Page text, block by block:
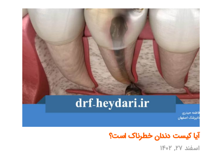
آیا کیست دندان خطرناک است؟
اسفند ۲۷, ۱۴۰۲